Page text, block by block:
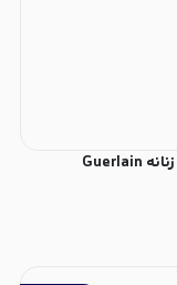
عطر ادکلن گرلن ال اینستنت د گرلن ادوپرفیوم زنانه Guerlain